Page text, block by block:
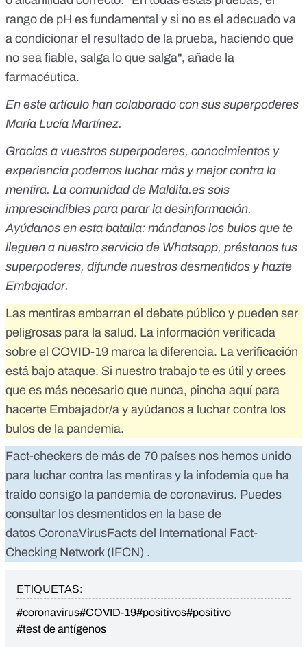
rango de pH es fundamental y si no es el adecuado va
a condicionar el resultado de la prueba, haciendo que
no sea fiable, salga lo que salga", añade la
farmacéutica.
En este artículo han colaborado con sus superpoderes
María Lucía Martínez.
Gracias a vuestros superpoderes, conocimientos y
experiencia podemos luchar más y mejor contra la
mentira. La comunidad de Maldita.es sois
imprescindibles para parar la desinformación.
Ayúdanos en esta batalla: mándanos los bulos que te
lleguen a nuestro servicio de Whatsapp, préstanos tus
superpoderes, difunde nuestros desmentidos yhazte
Embajador.
Las mentiras embarran el debate público y pueden ser
peligrosas para la salud. La información verificada
sobre el COVID-19 marca la diferencia. La verificación
está bajo ataque. Si nuestro trabajo te es útil y crees
que es más necesario que nunca, pincha aquí para
hacerte Embajador/a y ayúdanos a luchar contra los
bulos de la pandemia.
Fact-checkers de más de 70 países nos hemos unido
para luchar contra las mentiras y la infodemia que ha
traído consigo la pandemia de coronavirus. Puedes
consultar los desmentidos en la base de
datos CoronaVirusFacts del International Fact-
Checking Network (IFCN) .
ETIQUETAS:
#coronavirus#COVID-19#positivos#positivo
#test de antígenos